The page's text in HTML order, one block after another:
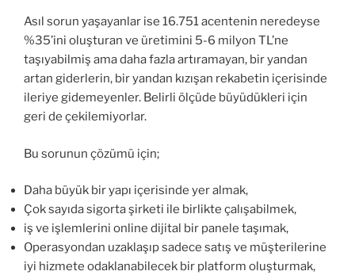
Asıl sorun yaşayanlar ise 16.751 acentenin neredeyse
%35’ini oluşturan ve üretimini 5-6 milyon TL’ne
taşıyabilmiş ama daha fazla artıramayan, bir yandan
artan giderlerin, bir yandan kızışan rekabetin içerisinde
ileriye gidemeyenler. Belirli ölçüde büyüdükleri için
geri de çekilemiyorlar.
Bu sorunun çözümü için;
Daha büyük bir yapı içerisinde yer almak,
Çok sayıda sigorta şirketi ile birlikte çalışabilmek,
iş ve işlemlerini online dijital bir panele taşımak,
Operasyondan uzaklaşıp sadece satış ve müşterilerine
iyi hizmete odaklanabilecek bir platform oluşturmak,